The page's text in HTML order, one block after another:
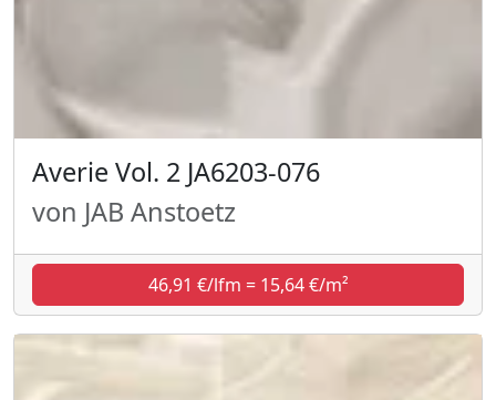
Averie Vol. 2 JA6203-076
von JAB Anstoetz
46,91 €/lfm = 15,64 €/m²